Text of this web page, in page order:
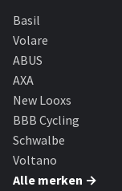
Basil
Volare
ABUS
AXA
New Looxs
BBB Cycling
Schwalbe
Voltano
Alle merken →